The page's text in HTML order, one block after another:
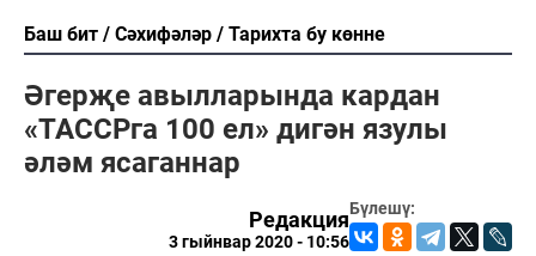
Баш бит Сәхифәләр Тарихта бу көнне
Әгерҗе авылларында кардан
«ТАССРга 100 ел» дигән язулы
әләм ясаганнар
Бүлешү:
Редакция
3 гыйнвар 2020 - 10:56